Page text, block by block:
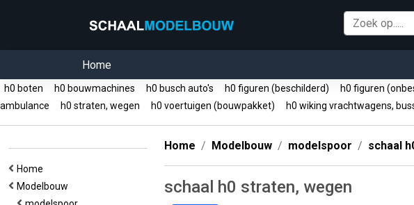
Home
h0 boten h0 bouwmachines h0 busch auto's h0 figuren (beschilderd) h0 figuren
ambulance
h0 straten, wegen h0 voertuigen (bouwpakket) h0 wiking vrachtwagens,
Home
Modelbouw
Home Modelbouw modelspoor schaal
schaal h0 straten, wegen